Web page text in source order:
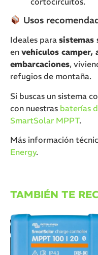
Usos
Ideales para sistemas
en vehículos camper,
embarcaciones,
refugios de montaña.
Si buscas un sistema
con nuestras baterías
SmartSolar MPPT.
Más información
Energy.
TAMBIÉN TE